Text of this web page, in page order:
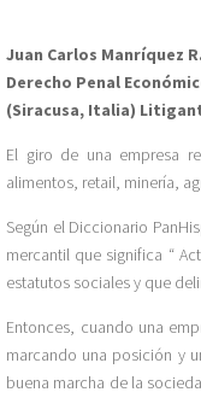
Juan Carlos Manríquez
Derecho Penal
(Siracusa, Italia)
El giro de una empresa
alimentos, retail, minería,
Según el Diccionario
mercantil que significa “
estatutos sociales y que
Entonces, cuando una
marcando una posición y
buena marcha de la